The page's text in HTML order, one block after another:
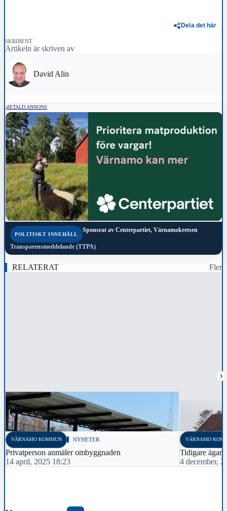
Dela det här
SKRIBENT
Artikeln är skriven av
David Alin
BETALD ANNONS
POLITISKT INNEHÅLL
Sponsrat av Centerpartiet, Värnamokretsen
Transparensmeddelande (TTPA)
RELATERAT Fler
›
VÄRNAMO KOMMUN NYHETER
Privatperson anmäler ombyggnaden
14 april, 2025 18:23
VÄRNAMO
Tidigare
4 december,